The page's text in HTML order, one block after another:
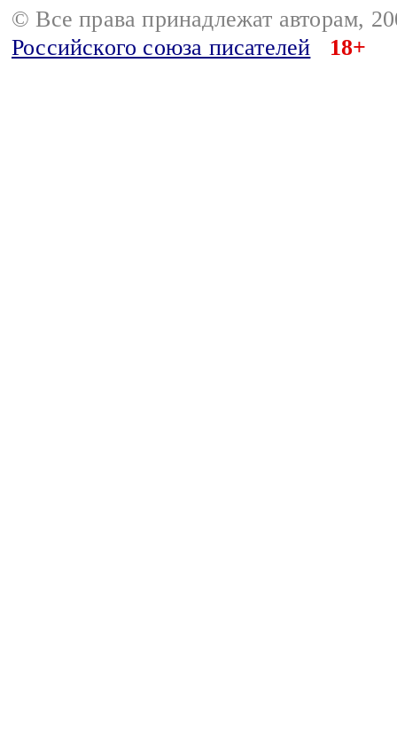
© Все права принадлежат авторам,
Российского союза писателей
18+